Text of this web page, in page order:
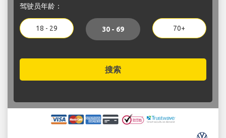
驾驶员年龄：
18 - 29 30 - 69 70+
搜索